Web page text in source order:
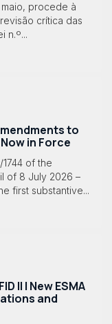
procede à
crítica das
n.º...
to
in Force
of the
of 8 July 2026 –
first substantive...
II | New ESMA
and